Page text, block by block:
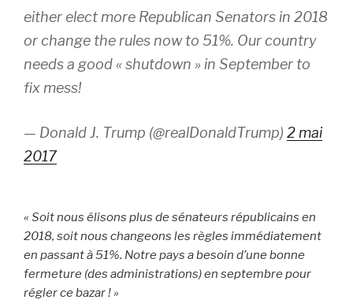
either elect more Republican Senators in 2018
or change the rules now to 51%. Our country
needs a good « shutdown » in September to
fix mess!
— Donald J. Trump (@realDonaldTrump) 2 mai
2017
« Soit nous élisons plus de sénateurs républicains en
2018, soit nous changeons les règles immédiatement
en passant à 51%. Notre pays a besoin d’une bonne
fermeture (des administrations) en septembre pour
régler ce bazar ! »